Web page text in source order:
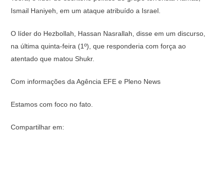
Ismail Haniyeh, em um ataque atribuído a Israel.
O líder do Hezbollah, Hassan Nasrallah, disse em um discurso,
na última quinta-feira (1º), que responderia com força ao
atentado que matou Shukr.
Com informações da Agência EFE e Pleno News
Estamos com foco no fato.
Compartilhar em: